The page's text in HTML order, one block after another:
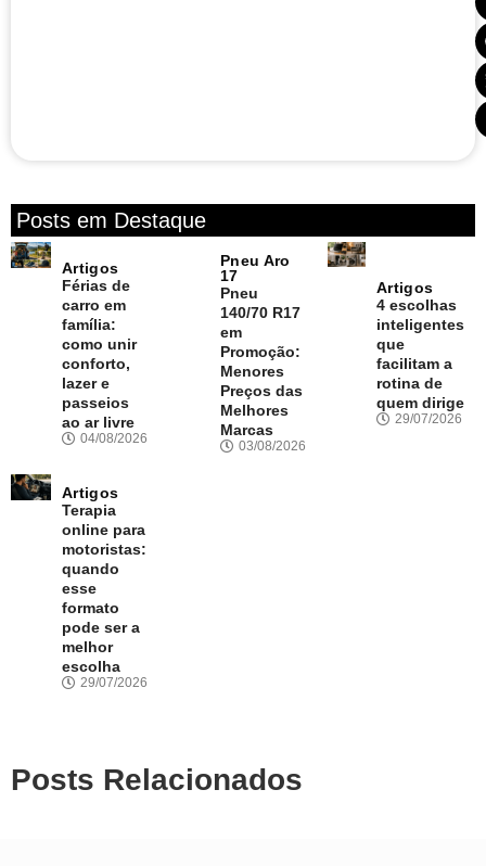
Posts em Destaque
Artigos
Férias de
carro em
família:
como unir
conforto,
lazer e
passeios
ao ar livre
04/08/2026
Pneu Aro
17
Pneu
140/70 R17
em
Promoção:
Menores
Preços das
Melhores
Marcas
03/08/2026
Artigos
4 escolhas
inteligentes
que
facilitam a
rotina de
quem dirige
29/07/2026
Artigos
Terapia
online para
motoristas:
quando
esse
formato
pode ser a
melhor
escolha
29/07/2026
Posts Relacionados